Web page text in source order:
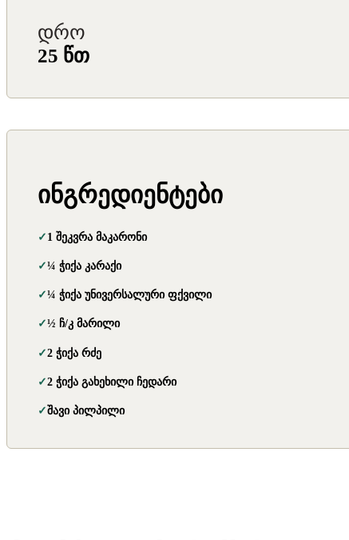
დრო
25 წთ
ინგრედიენტები
1 შეკვრა მაკარონი
¼ ჭიქა კარაქი
¼ ჭიქა უნივერსალური ფქვილი
½ ჩ/კ მარილი
2 ჭიქა რძე
2 ჭიქა გახეხილი ჩედარი
შავი პილპილი